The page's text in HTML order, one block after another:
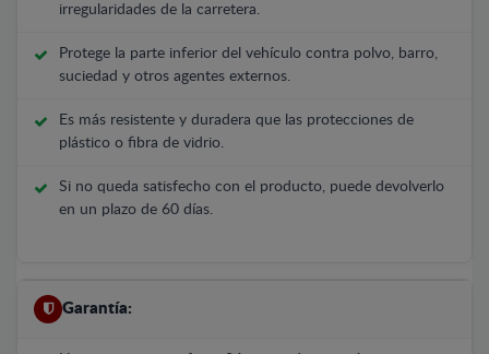
irregularidades de la carretera.
Protege la parte inferior del vehículo contra polvo, barro,
suciedad y otros agentes externos.
Es más resistente y duradera que las protecciones de
plástico o fibra de vidrio.
Si no queda satisfecho con el producto, puede devolverlo
en un plazo de 60 días.
Garantía: